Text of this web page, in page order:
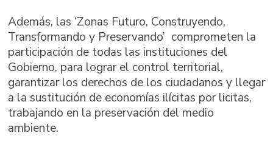
Además, las ‘Zonas Futuro, Construyendo,
Transformando y Preservando’ comprometen la
participación de todas las instituciones del
Gobierno, para lograr el control territorial,
garantizar los derechos de los ciudadanos y llegar
a la sustitución de economías ilícitas por licitas,
trabajando en la preservación del medio
ambiente.